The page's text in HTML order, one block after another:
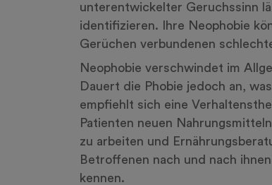
unterentwickelter Geruchssinn
identifizieren. Ihre Neophobie
Gerüchen verbundenen
Neophobie verschwindet im
Dauert die Phobie jedoch an,
empfiehlt sich eine
Patienten neuen
zu arbeiten und
Betroffenen nach und nach
kennen.